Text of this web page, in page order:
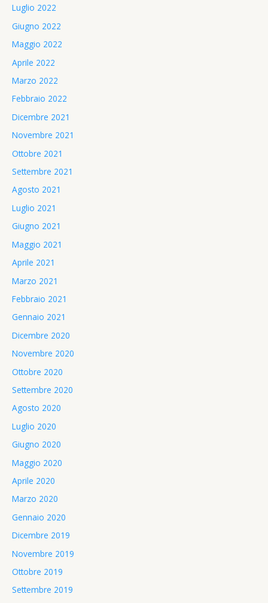
Luglio 2022
Giugno 2022
Maggio 2022
Aprile 2022
Marzo 2022
Febbraio 2022
Dicembre 2021
Novembre 2021
Ottobre 2021
Settembre 2021
Agosto 2021
Luglio 2021
Giugno 2021
Maggio 2021
Aprile 2021
Marzo 2021
Febbraio 2021
Gennaio 2021
Dicembre 2020
Novembre 2020
Ottobre 2020
Settembre 2020
Agosto 2020
Luglio 2020
Giugno 2020
Maggio 2020
Aprile 2020
Marzo 2020
Gennaio 2020
Dicembre 2019
Novembre 2019
Ottobre 2019
Settembre 2019